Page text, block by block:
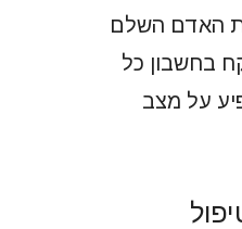
האדם השלם
בחשבון כל
על מצב